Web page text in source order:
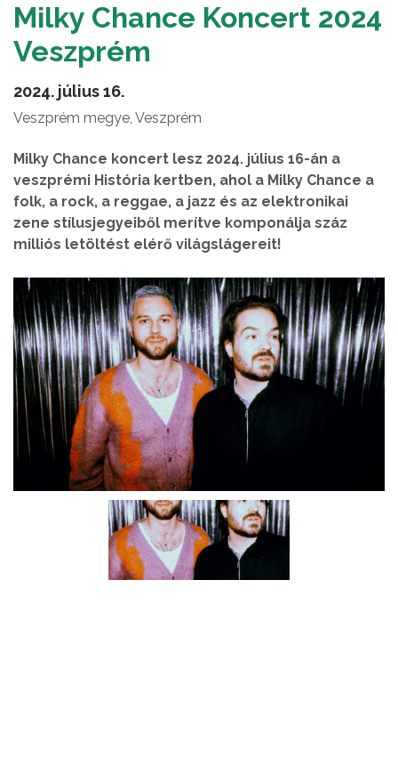
Milky Chance Koncert 2024
Veszprém
2024. július 16.
Veszprém megye, Veszprém
Milky Chance koncert lesz 2024. július 16-án a
veszprémi História kertben, ahol a Milky Chance a
folk, a rock, a reggae, a jazz és az elektronikai
zene stílusjegyeiből merítve komponálja száz
milliós letöltést elérő világslágereit!